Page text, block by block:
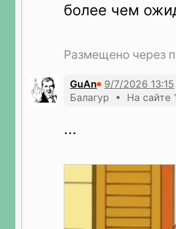
более чем
Размещено через
GuAn
Балагур • На сайте
...